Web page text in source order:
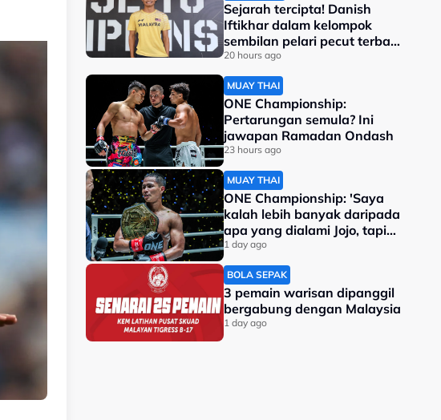
Sejarah tercipta! Danish
Iftikhar dalam kelompok
sembilan pelari pecut terbaik
dunia
20 hours ago
MUAY THAI
ONE Championship:
Pertarungan semula? Ini
jawapan Ramadan Ondash
23 hours ago
MUAY THAI
ONE Championship: 'Saya
kalah lebih banyak daripada
apa yang dialami Jojo, tapi
saya jadi juara dunia'
1 day ago
BOLA SEPAK
3 pemain warisan dipanggil
bergabung dengan Malaysia
1 day ago